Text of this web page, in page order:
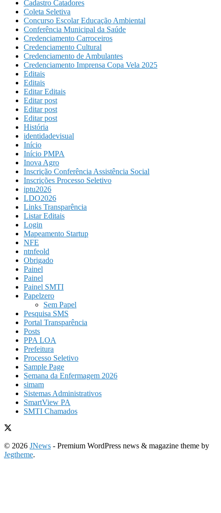
Cadastro Catadores
Coleta Seletiva
Concurso Escolar Educação Ambiental
Conferência Municipal da Saúde
Credenciamento Carroceiros
Credenciamento Cultural
Credenciamento de Ambulantes
Credenciamento Imprensa Copa Vela 2025
Editais
Editais
Editar Editais
Editar post
Editar post
Editar post
História
identidadevisual
Início
Início PMPA
Inova Agro
Inscrição Conferência Assistência Social
Inscrições Processo Seletivo
iptu2026
LDO2026
Links Transparência
Listar Editais
Login
Mapeamento Startup
NFE
ntnfeold
Obrigado
Painel
Painel
Painel SMTI
Papelzero
Sem Papel
Pesquisa SMS
Portal Transparência
Posts
PPA LOA
Prefeitura
Processo Seletivo
Sample Page
Semana da Enfermagem 2026
simam
Sistemas Administrativos
SmartView PA
SMTI Chamados
© 2026 JNews - Premium WordPress news & magazine theme by
Jegtheme.